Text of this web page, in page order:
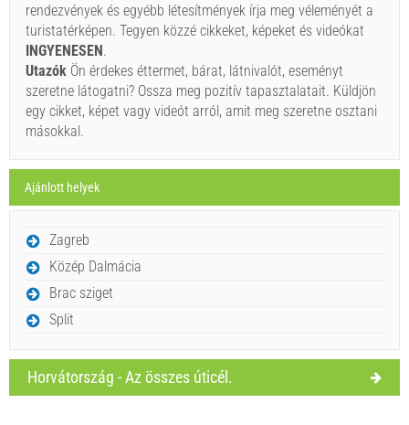
Ha nem szeretné lefoglalni azonnal további kérdése van,
kérjük, töltse ki őket, majd kattintson a „Érdeklődés
küldése”.
Érdeklődés küldése.
rendezvények és egyébb létesítmények írja meg véleményét a
turistatérképen. Tegyen közzé cikkeket, képeket és videókat
INGYENESEN.
Utazók Ön érdekes éttermet, bárat, látnivalót, eseményt
szeretne látogatni? Ossza meg pozitív tapasztalatait. Küldjön
egy cikket, képet vagy videót arról, amit meg szeretne osztani
másokkal.
Ajánlott helyek
Zagreb
Közép Dalmácia
Brac sziget
Split
Horvátország - Az összes úticél.